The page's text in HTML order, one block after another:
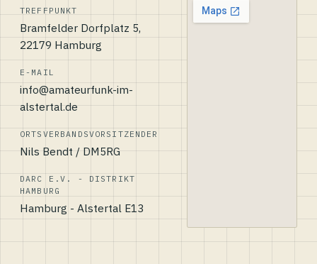
TREFFPUNKT
Bramfelder Dorfplatz 5,
22179 Hamburg
E-MAIL
info@amateurfunk-im-
alstertal.de
ORTSVERBANDSVORSITZENDER
Nils Bendt / DM5RG
DARC E.V. - DISTRIKT
HAMBURG
Hamburg - Alstertal E13